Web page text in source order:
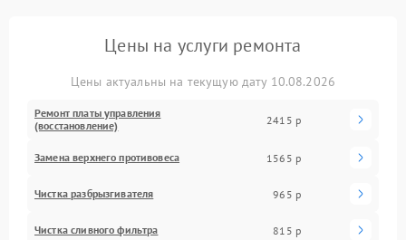
Цены на услуги ремонта
Цены актуальны на текущую дату 10.08.2026
Ремонт платы управления
(восстановление)
2415 р
Замена верхнего противовеса 1565 р
Чистка разбрызгивателя 965 р
Чистка сливного фильтра 815 р